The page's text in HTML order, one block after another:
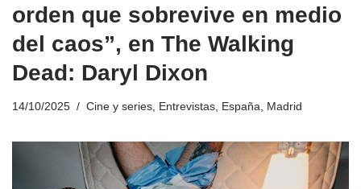
orden que sobrevive en medio
del caos”, en The Walking
Dead: Daryl Dixon
14/10/2025 Cine y series Entrevistas España Madrid